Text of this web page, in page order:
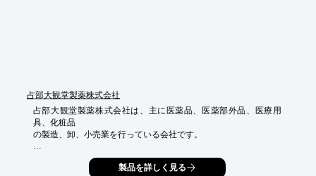
占部大観堂製薬株式会社
占部大観堂製薬株式会社は、主に医薬品、医薬部外品、医療用
具、化粧品
の製造、卸、小売業を行っている会社です。
医薬品GMPに適合した医薬品を製造しており、長年の医薬品製造
製品を詳しく見る